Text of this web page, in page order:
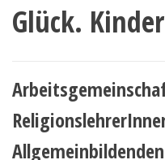
Glück.